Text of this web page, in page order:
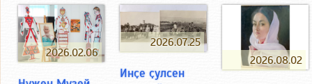
2026.02.06
2026.07.25
Инҫе ҫулсен
2026.08.02